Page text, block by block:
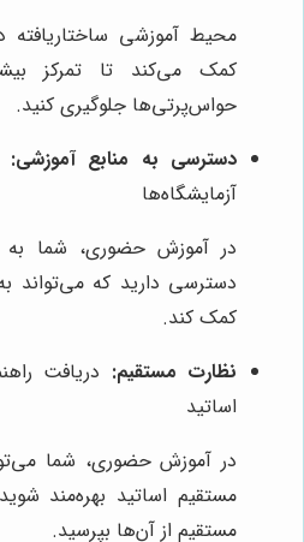
محیط آموزشی
کمک می‌کند تا تمرکز
حواس‌پرتی‌ها جلوگیری کنید.
دسترسی به منابع آموزشی:
آزمایشگاه‌ها
در آموزش حضوری، شما به
دسترسی دارید که می‌تواند
کمک کند.
نظارت مستقیم: دریافت
اساتید
در آموزش حضوری، شما
مستقیم اساتید بهره‌مند
مستقیم از آن‌ها بپرسید.